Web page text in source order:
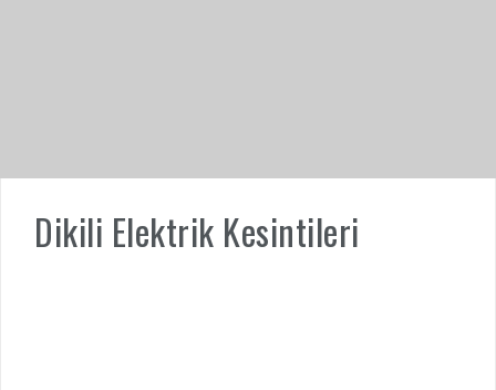
Dikili Elektrik Kesintileri